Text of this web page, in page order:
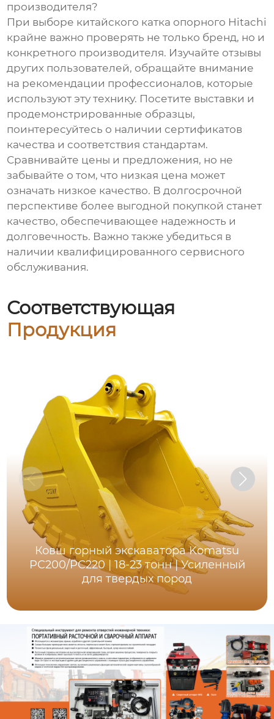
производителя?
При выборе китайского катка опорного Hitachi
крайне важно проверять не только бренд, но и
конкретного производителя. Изучайте отзывы
других пользователей, обращайте внимание
на рекомендации профессионалов, которые
используют эту технику. Посетите выставки и
продемонстрированные образцы,
поинтересуйтесь о наличии сертификатов
качества и соответствия стандартам.
Сравнивайте цены и предложения, но не
забывайте о том, что низкая цена может
означать низкое качество. В долгосрочной
перспективе более выгодной покупкой станет
качество, обеспечивающее надежность и
долговечность. Важно также убедиться в
наличии квалифицированного сервисного
обслуживания.
Соответствующая
Продукция
Ковш горный экскаватора Komatsu
PC200/PC220 | 18-23 тонн | Усиленный
для твердых пород